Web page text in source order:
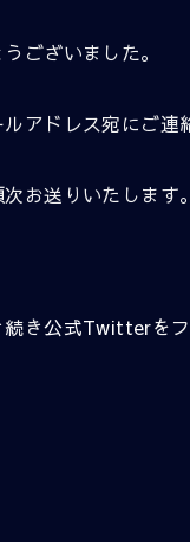
ございました。
アドレス宛にご連
お送りいたします。
続き公式Twitterを